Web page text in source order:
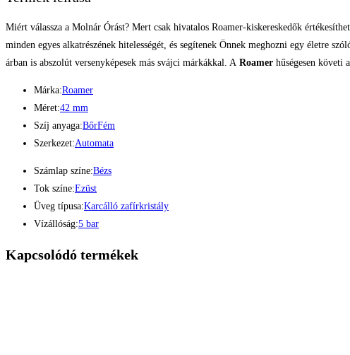
Miért válassza a Molnár Órást? Mert csak hivatalos Roamer-kiskereskedők
minden egyes alkatrészének hitelességét, és segítenek Önnek meghozni egy életre
árban is abszolút versenyképesek más svájci márkákkal. A Roamer hűségesen követi
Márka:Roamer
Méret:42 mm
Szíj anyaga:BőrFém
Szerkezet:Automata
Számlap színe:Bézs
Tok színe:Ezüst
Üveg típusa:Karcálló zafírkristály
Vízállóság:5 bar
Kapcsolódó termékek